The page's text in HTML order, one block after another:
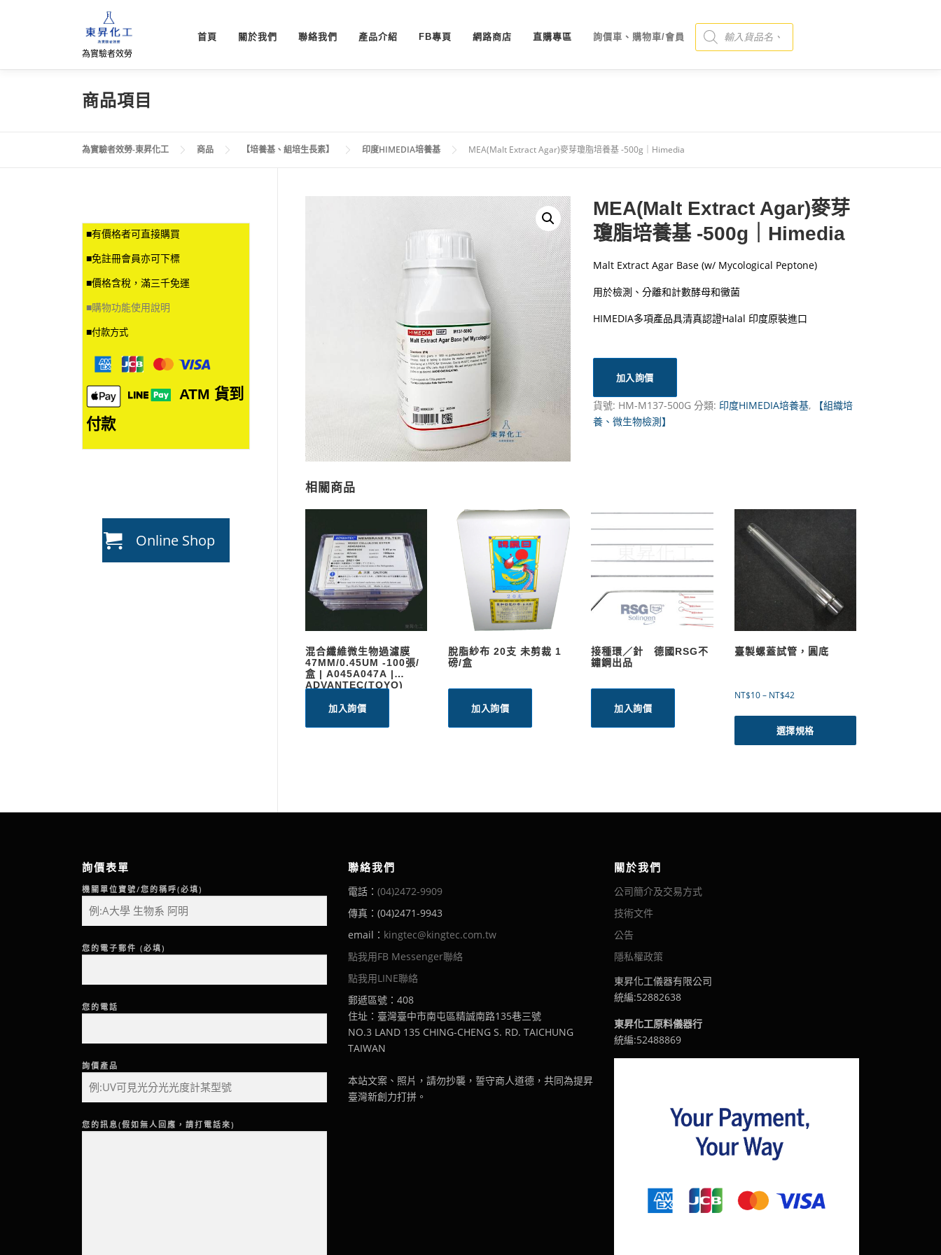
內
為實驗者效勞
首頁 關於我們 聯絡我們 產品介紹 FB專頁 網路商店 直購專區 詢價車、購物車/會員
Products search
商品項目
為實驗者效勞-東昇化工 商品 【培養基、組培生長素】 印度HIMEDIA培養基 MEA(Malt Extract Agar)麥芽瓊脂培養基 -500g｜Himedia
MEA(Malt Extract Agar)麥芽
瓊脂培養基 -500g｜Himedia
Malt Extract Agar Base (w/ Mycological Peptone)
用於檢測、分離和計數酵母和黴菌
HIMEDIA多項產品具清真認證Halal 印度原裝進口
加入詢價
貨號: HM-M137-500G 分類: 印度HIMEDIA培養基,
【組織培
養、微生物檢測】
相關商品
混合纖維微生物過濾膜
47MM/0.45UM -100張/
盒 | A045A047A |
ADVANTEC(TOYO)
加入詢價
脫脂紗布 20支 未剪裁 1
磅/盒
加入詢價
接種環／針 德國RSG不
鏽鋼出品
加入詢價
臺製螺蓋試管，圓底
NT$10– NT$42價
圍
選擇規格
此
品
款
■有價格者可直接購買
■免註冊會員亦可下標
■價格含稅，滿三千免運
■購物功能使用說明
■付款方式
ATM 貨到
付款
Online Shop
詢價表單
機關單位寶號/您的稱呼(必填)
您的電子郵件 (必填)
您的電話
詢價產品
您的訊息(假如無人回應，請打電話來)
聯絡我們
電話： (04)2472-9909
傳真：(04)2471-9943
email： kingtec@kingtec.com.tw
點我用FB Messenger聯絡
點我用LINE聯絡
郵遞區號：408
住址：臺灣臺中市南屯區精誠南路135巷三號
NO.3 LAND 135 CHING-CHENG S. RD. TAICHUNG
TAIWAN
本站文案、照片，請勿抄襲，誓守商人道德，共同為提昇
臺灣新創力打拼。
關於我們
公司簡介及交易方式
技術文件
公告
隱私權政策
東昇化工儀器有限公司
統編:52882638
東昇化工原料儀器行
統編:52488869